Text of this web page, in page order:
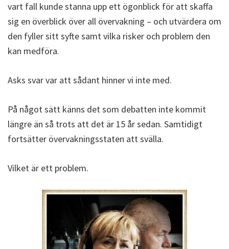
vart fall kunde stanna upp ett ögonblick för att skaffa
sig en överblick över all övervakning – och utvärdera om
den fyller sitt syfte samt vilka risker och problem den
kan medföra.
Asks svar var att sådant hinner vi inte med.
På något sätt känns det som debatten inte kommit
längre än så trots att det är 15 år sedan. Samtidigt
fortsätter övervakningsstaten att svälla.
Vilket är ett problem.